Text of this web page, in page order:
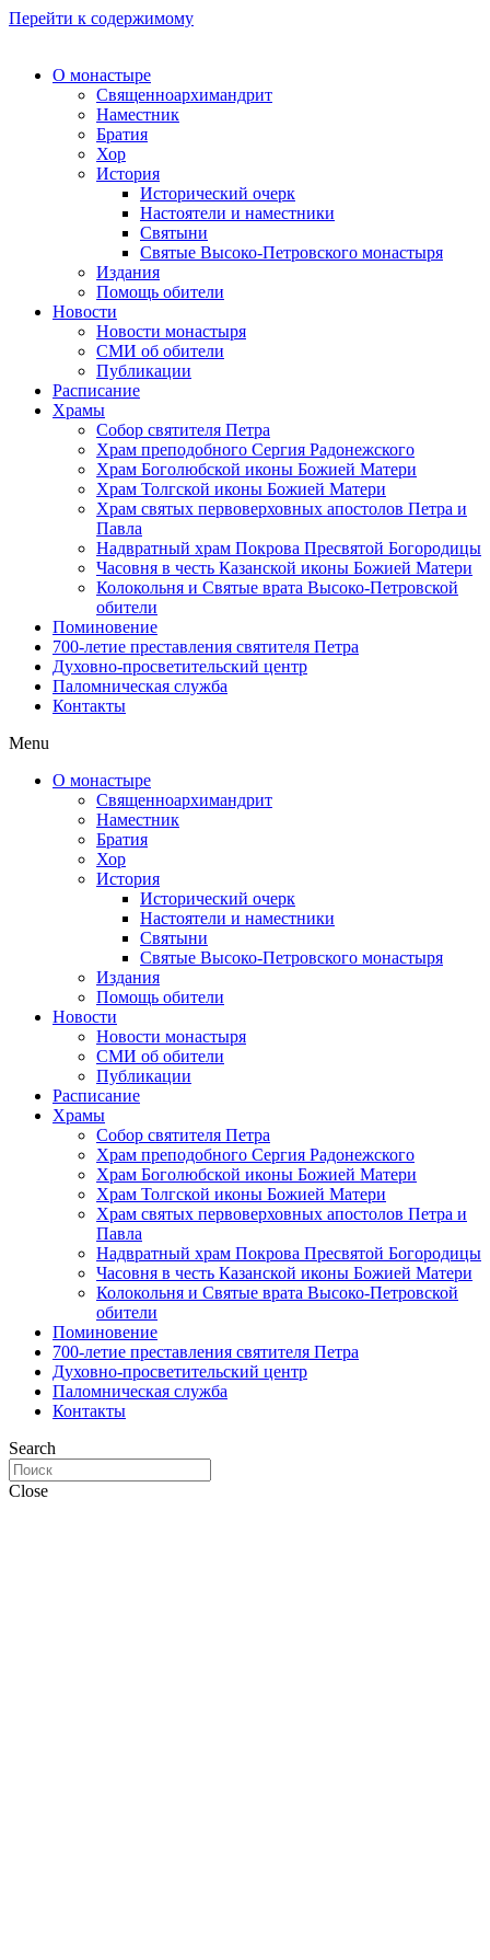
Перейти к содержимому
О монастыре
Священноархимандрит
Наместник
Братия
Хор
История
Исторический очерк
Настоятели и наместники
Святыни
Святые Высоко-Петровского монастыря
Издания
Помощь обители
Новости
Новости монастыря
СМИ об обители
Публикации
Расписание
Храмы
Собор святителя Петра
Храм преподобного Сергия Радонежского
Храм Боголюбской иконы Божией Матери
Храм Толгской иконы Божией Матери
Храм святых первоверховных апостолов Петра и
Павла
Надвратный храм Покрова Пресвятой Богородицы
Часовня в честь Казанской иконы Божией Матери
Колокольня и Святые врата Высоко-Петровской
обители
Поминовение
700-летие преставления святителя Петра
Духовно-просветительский центр
Паломническая служба
Контакты
Menu
О монастыре
Священноархимандрит
Наместник
Братия
Хор
История
Исторический очерк
Настоятели и наместники
Святыни
Святые Высоко-Петровского монастыря
Издания
Помощь обители
Новости
Новости монастыря
СМИ об обители
Публикации
Расписание
Храмы
Собор святителя Петра
Храм преподобного Сергия Радонежского
Храм Боголюбской иконы Божией Матери
Храм Толгской иконы Божией Матери
Храм святых первоверховных апостолов Петра и
Павла
Надвратный храм Покрова Пресвятой Богородицы
Часовня в честь Казанской иконы Божией Матери
Колокольня и Святые врата Высоко-Петровской
обители
Поминовение
700-летие преставления святителя Петра
Духовно-просветительский центр
Паломническая служба
Контакты
Search
Close